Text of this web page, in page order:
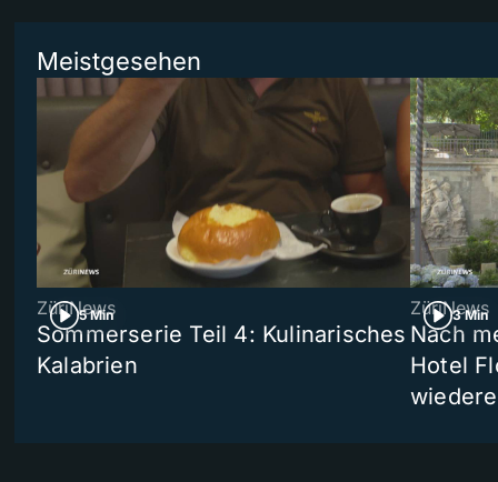
Meistgesehen
5 Min
ZüriNews
Sommerserie Teil 4: Kulinarisches
Kalabrien
3 Min
ZüriNews
Nach
Hotel